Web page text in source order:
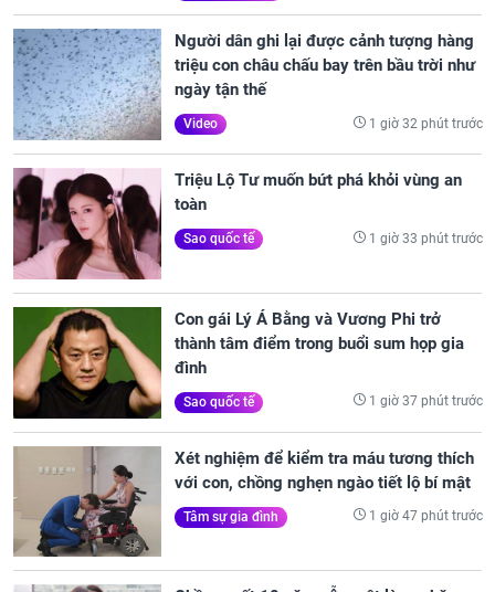
Người dân ghi lại được cảnh tượng hàng
triệu con châu chấu bay trên bầu trời như
ngày tận thế
Video 1 giờ 32 phút trước
Triệu Lộ Tư muốn bứt phá khỏi vùng an
toàn
Sao quốc tế 1 giờ 33 phút trước
Con gái Lý Á Bằng và Vương Phi trở
thành tâm điểm trong buổi sum họp gia
đình
Sao quốc tế 1 giờ 37 phút trước
Xét nghiệm để kiểm tra máu tương thích
với con, chồng nghẹn ngào tiết lộ bí mật
Tâm sự gia đình 1 giờ 47 phút trước